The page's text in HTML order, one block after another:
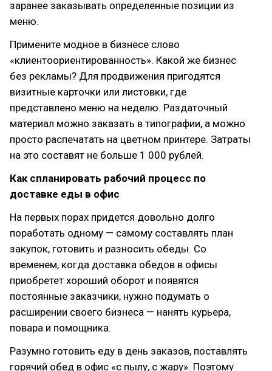
заранее заказывать определенные позиции из
меню.
Примените модное в бизнесе слово
«клиентоориентированность». Какой же бизнес
без рекламы? Для продвижения пригодятся
визитные карточки или листовки, где
представлено меню на неделю. Раздаточный
материал можно заказать в типографии, а можно
просто распечатать на цветном принтере. Затраты
на это составят не больше 1 000 рублей.
Как спланировать рабочий процесс по
доставке еды в офис
На первых порах придется довольно долго
поработать одному — самому составлять план
закупок, готовить и разносить обеды. Со
временем, когда доставка обедов в офисы
приобретет хороший оборот и появятся
постоянные заказчики, нужно подумать о
расширении своего бизнеса — нанять курьера,
повара и помощника.
Разумно готовить еду в день заказов, поставлять
горячий обед в офис «с пылу, с жару». Поэтому